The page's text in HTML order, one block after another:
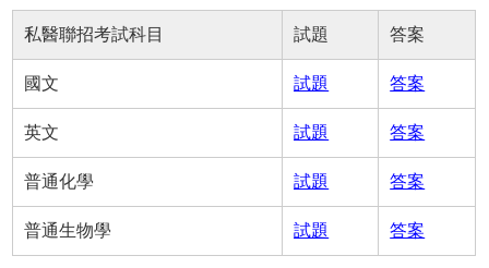
私醫聯招考試科目 試題 答案
國文 試題 答案
英文 試題 答案
普通化學 試題 答案
普通生物學 試題 答案